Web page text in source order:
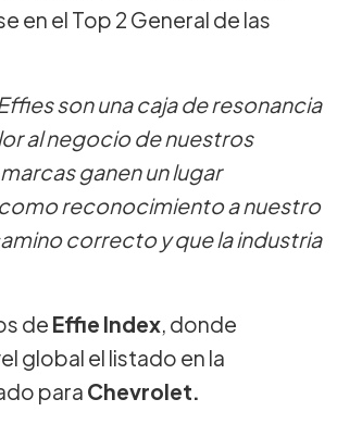
en el Top 2 General de las
son una caja de resonancia
al negocio de nuestros
ganen un lugar
reconocimiento a nuestro
correcto y que la industria
de Effie Index, donde
global el listado en la
para Chevrolet.